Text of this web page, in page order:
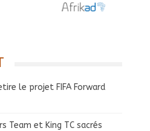
le projet FIFA Forward
Team et King TC sacrés